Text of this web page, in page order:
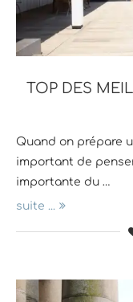
TOP DES
Quand on prépare
important de
importante du …
suite ...